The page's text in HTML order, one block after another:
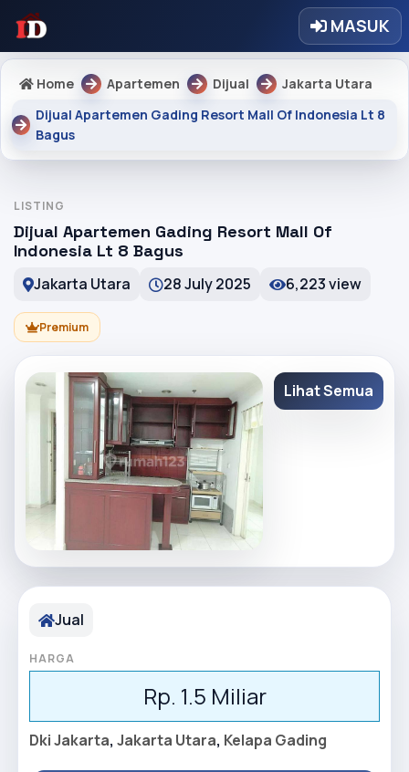
MASUK
Home Apartemen Dijual
Jakarta Utara
Dijual Apartemen Gading Resort Mall Of Indonesia Lt 8
Bagus
LISTING
Dijual Apartemen Gading Resort Mall Of
Indonesia Lt 8 Bagus
Jakarta Utara 28 July 2025 6,223 view
Premium
Lihat Semua
Jual
HARGA
Rp. 1.5 Miliar
Dki Jakarta, Jakarta Utara, Kelapa Gading